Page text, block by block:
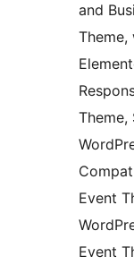
and
Theme,
Event
Event